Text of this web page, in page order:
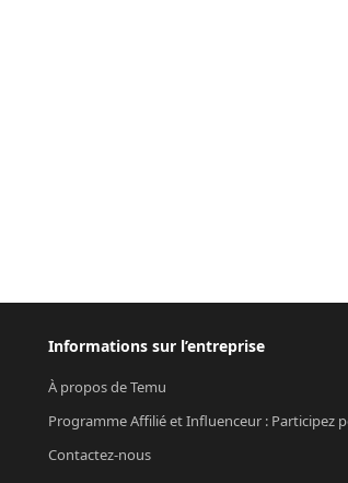
Informations sur l’entreprise
À propos de Temu
Programme Affilié et Influenceur : Participez
Contactez-nous